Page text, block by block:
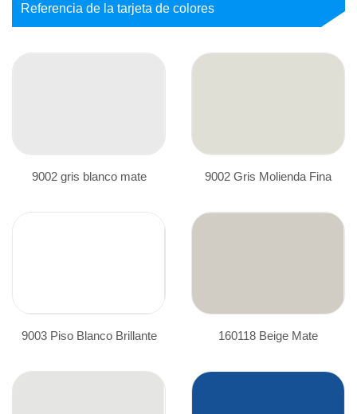
Referencia de la tarjeta de colores
9002 gris blanco mate 9002 Gris Molienda Fina
9003 Piso Blanco Brillante 160118 Beige Mate